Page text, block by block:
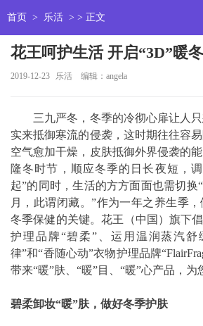
首页 > 乐活 > > 正文
花王呵护生活 开启“3D”暖
2019-12-23 乐活 编辑：angela
三九严冬，冬季的冷彻心扉让人只
实来抵御寒流的侵袭，这时期往往容
空气愈加干燥，皮肤抵御外界侵袭的
隆冬时节，顺应冬季的日长夜短，
起”的同时，生活的方方面面也需切换
月，此谓闭藏。”作为一年之养生季
冬季保健的关键。花王（中国）旗下
护理品牌“碧柔”、运用温润蒸汽舒
律”和“香随心动”衣物护理品牌
带来“暖”肤、“暖”目、“暖”心产品，为
碧柔卸妆“暖”肤，做好冬季护肤